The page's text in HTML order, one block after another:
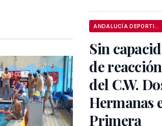
Sin
de reacción
del C.W.
Hermanas
Primera